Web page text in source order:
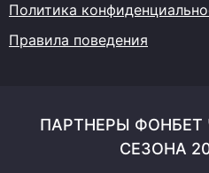
Политика
Правила поведения
ПАРТНЕРЫ ФОНБЕТ
СЕЗОНА